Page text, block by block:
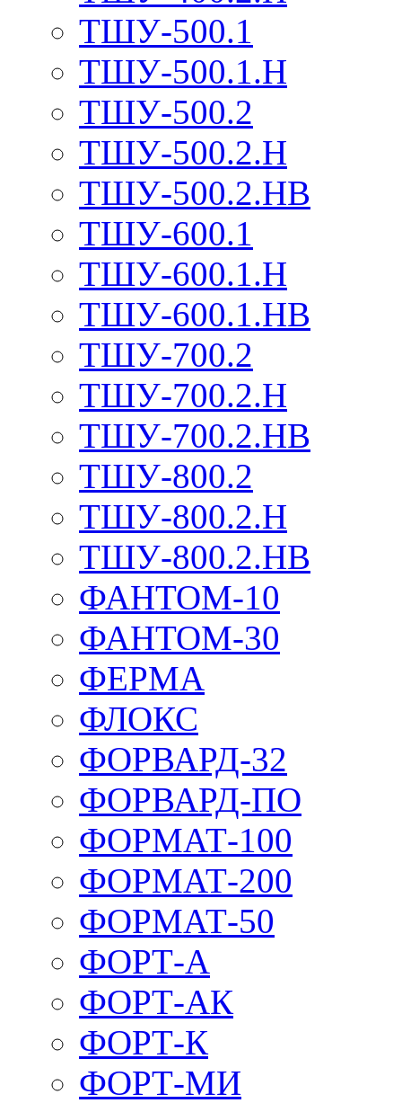
ТШУ-500.1
ТШУ-500.1.Н
ТШУ-500.2
ТШУ-500.2.Н
ТШУ-500.2.НВ
ТШУ-600.1
ТШУ-600.1.Н
ТШУ-600.1.НВ
ТШУ-700.2
ТШУ-700.2.Н
ТШУ-700.2.НВ
ТШУ-800.2
ТШУ-800.2.Н
ТШУ-800.2.НВ
ФАНТОМ-10
ФАНТОМ-30
ФЕРМА
ФЛОКС
ФОРВАРД-32
ФОРВАРД-ПО
ФОРМАТ-100
ФОРМАТ-200
ФОРМАТ-50
ФОРТ-А
ФОРТ-АК
ФОРТ-К
ФОРТ-МИ